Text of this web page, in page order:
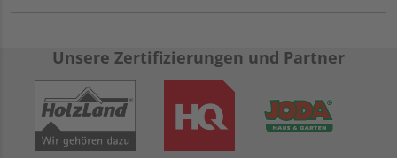
Unsere Zertifizierungen und Partner